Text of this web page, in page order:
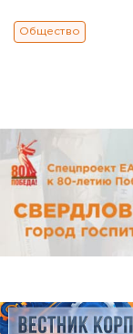
Общество